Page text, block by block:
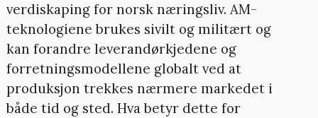
verdiskaping for norsk næringsliv. AM-
teknologiene brukes sivilt og militært og
kan forandre leverandørkjedene og
forretningsmodellene globalt ved at
produksjon trekkes nærmere markedet i
både tid og sted. Hva betyr dette for